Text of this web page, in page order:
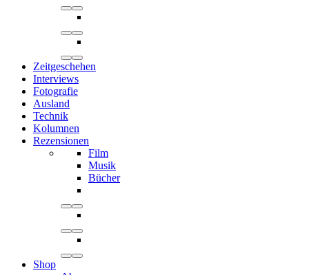
Zeitgeschehen
Interviews
Fotografie
Ausland
Technik
Kolumnen
Rezensionen
Film
Musik
Bücher
Shop